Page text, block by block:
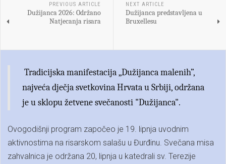
PREVIOUS ARTICLE
Dužijanca 2026: Održano
Natjecanja risara
NEXT ARTICLE
Dužijanca predstavljena u
Bruxellesu
Tradicijska manifestacija „Dužijanca malenih”,
najveća dječja svetkovina Hrvata u Srbiji, održana
je u sklopu žetvene svečanosti "Dužijanca".
Ovogodišnji program započeo je 19. lipnja uvodnim
aktivnostima na risarskom salašu u Đurđinu. Svečana misa
zahvalnica je održana 20, lipnja u katedrali sv. Terezije